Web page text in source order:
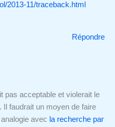
2013-11/traceback.html
Répondre
pas acceptable et violerait le
Il faudrait un moyen de faire
avec la recherche par